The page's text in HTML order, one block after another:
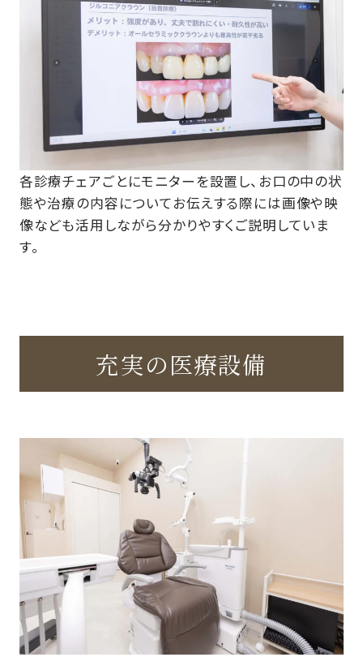
各診療チェアごとにモニターを設置し、お口の中の状
態や治療の内容についてお伝えする際には画像や映
像なども活用しながら分かりやすくご説明していま
す。
充実の医療設備